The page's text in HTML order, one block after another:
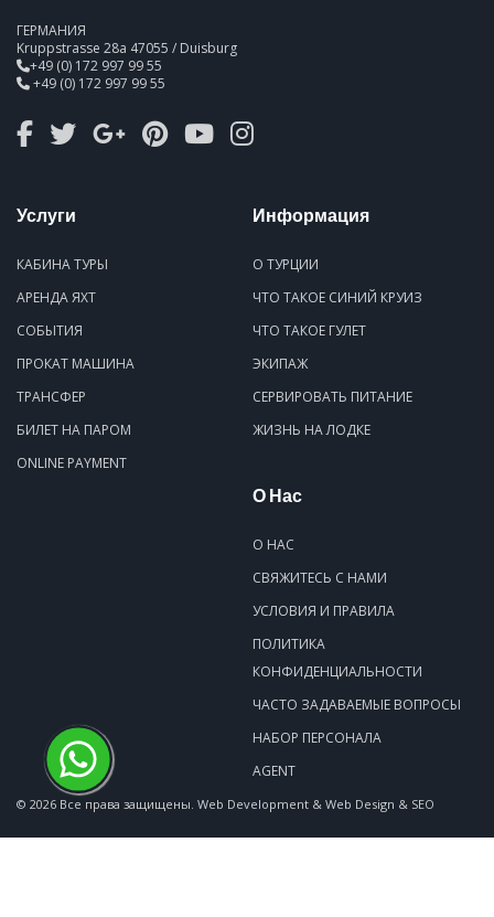
ГЕРМАНИЯ
Kruppstrasse 28a 47055 / Duisburg
+49 (0) 172 997 99 55
+49 (0) 172 997 99 55
Услуги
КАБИНА ТУРЫ
АРЕНДА ЯХТ
СОБЫТИЯ
ПРОКАТ МАШИНА
ТРАНСФЕР
БИЛЕТ НА ПАРОМ
ONLINE PAYMENT
Информация
О ТУРЦИИ
ЧТО ТАКОЕ СИНИЙ КРУИЗ
ЧТО ТАКОЕ ГУЛЕТ
ЭКИПАЖ
СЕРВИРОВАТЬ ПИТАНИЕ
ЖИЗНЬ НА ЛОДКЕ
О Нас
О НАС
СВЯЖИТЕСЬ С НАМИ
УСЛОВИЯ И ПРАВИЛА
ПОЛИТИКА
КОНФИДЕНЦИАЛЬНОСТИ
ЧАСТО ЗАДАВАЕМЫЕ ВОПРОСЫ
НАБОР ПЕРСОНАЛА
AGENT
© 2026 Все права защищены. Web Development & Web Design & SEO